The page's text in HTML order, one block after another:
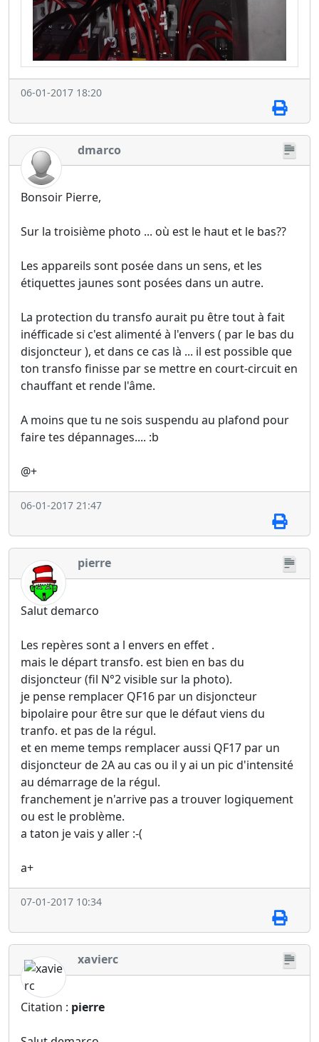
06-01-2017 18:20
dmarco
Bonsoir Pierre,
Sur la troisième photo ... où est le haut et le bas??
Les appareils sont posée dans un sens, et les
étiquettes jaunes sont posées dans un autre.
La protection du transfo aurait pu être tout à fait
inéfficade si c'est alimenté à l'envers ( par le bas du
disjoncteur ), et dans ce cas là ... il est possible que
ton transfo finisse par se mettre en court-circuit en
chauffant et rende l'âme.
A moins que tu ne sois suspendu au plafond pour
faire tes dépannages.... :b
@+
06-01-2017 21:47
pierre
Salut demarco
Les repères sont a l envers en effet .
mais le départ transfo. est bien en bas du
disjoncteur (fil N°2 visible sur la photo).
je pense remplacer QF16 par un disjoncteur
bipolaire pour être sur que le défaut viens du
tranfo. et pas de la régul.
et en meme temps remplacer aussi QF17 par un
disjoncteur de 2A au cas ou il y ai un pic d'intensité
au démarrage de la régul.
franchement je n'arrive pas a trouver logiquement
ou est le problème.
a taton je vais y aller :-(
a+
07-01-2017 10:34
xavierc
Citation : pierre